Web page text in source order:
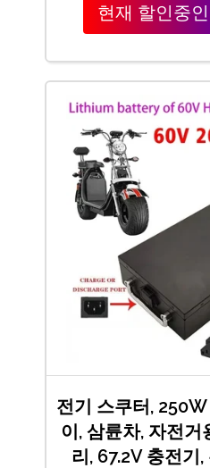
현재 할인중
전기 스쿠터,
이, 삼륜차, 자전거
리, 67.2V 충전기